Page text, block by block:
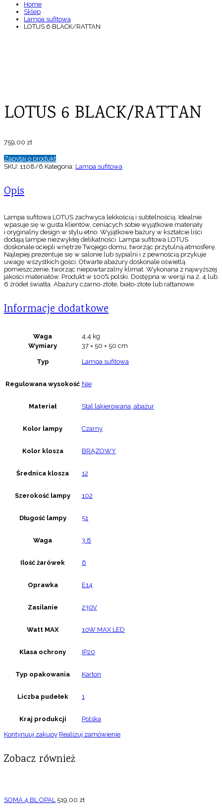
Home
Sklep
Lampa sufitowa
LOTUS 6 BLACK/RATTAN
LOTUS 6 BLACK/RATTAN
759,00 zł
Zapytaj o produkt
SKU: 1108/6 Kategoria: Lampa sufitowa
Opis
Lampa sufitowa LOTUS zachwyca lekkością i subtelnością. Idealnie
wpasuje się w gusta klientów, ceniących sobie wyjątkowe materiały
i oryginalny design w stylu etno. Wyjątkowe bażury w kształcie liści
dodają lampie niezwykłej delikatności. Lampa sufitowa LOTUS
doskonale ociepli wnętrze Twojego domu, tworząc przytulną atmosferę.
Najlepiej prezentuje się w salonie lub sypialni i z pewnością przykuje
uwagę wszystkich gości. Otwarte abażury doskonale oświetlą
pomieszczenie, tworząc niepowtarzalny klimat. Wykonana z najwyższej
jakości materiałów. Produkt w 100% polski. Dostępna w wersji na 2, 4 lub
6 źródeł światła. Abażury czarno-złote, biało-złote lub rattanowe.
Informacje dodatkowe
Waga
4,4 kg
Wymiary
37 × 50 × 50 cm
Typ Lampa sufitowa
Regulowana wysokość Nie
Materiał Stal lakierowana, abażur
Kolor lampy Czarny
Kolor klosza BRĄZOWY
Średnica klosza 12
Szerokość lampy 102
Długość lampy 51
Waga 3.8
Ilość żarówek 6
Oprawka E14
Zasilanie 230V
Watt MAX 10W MAX LED
Klasa ochrony IP20
Typ opakowania Karton
Liczba pudełek 1
Kraj produkcji Polska
Kontynuuj zakupy Realizuj zamówienie
Zobacz również
SOMA 4 BL OPAL 519,00 zł